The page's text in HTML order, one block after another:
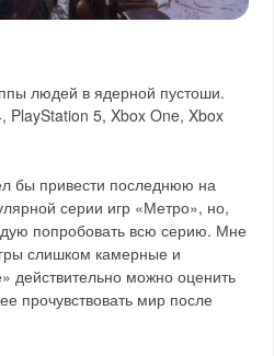
людей в ядерной пустоши.
PlayStation 5, Xbox One, Xbox
бы привести последнюю на
серии игр «Метро», но,
попробовать всю серию. Мне
слишком камерные и
действительно можно оценить
прочувствовать мир после